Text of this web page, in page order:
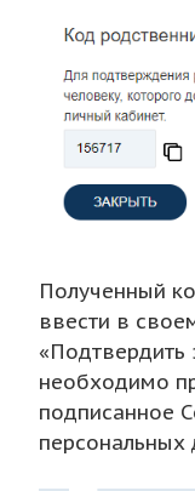
Полученный
ввести в
«Подтвердить
необходимо
подписанное
персональных